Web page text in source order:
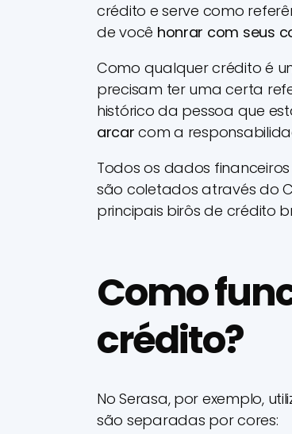
crédito e serve como
de você honrar com seus
Como qualquer crédito é
precisam ter uma certa
histórico da pessoa que
arcar com a
Todos os dados
são coletados através do
principais birôs de crédito
Como
crédito?
No Serasa, por exemplo,
são separadas por cores: